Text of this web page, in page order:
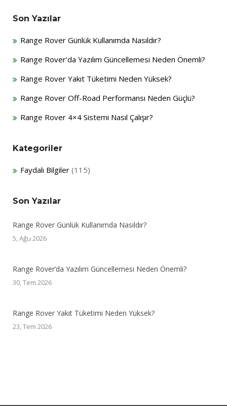
Son Yazılar
Range Rover Günlük Kullanımda Nasıldır?
Range Rover’da Yazılım Güncellemesi Neden Önemli?
Range Rover Yakıt Tüketimi Neden Yüksek?
Range Rover Off-Road Performansı Neden Güçlü?
Range Rover 4×4 Sistemi Nasıl Çalışır?
Kategoriler
Faydalı Bilgiler (115)
Son Yazılar
Range Rover Günlük Kullanımda Nasıldır?
5, Ağu 2026
Range Rover’da Yazılım Güncellemesi Neden Önemli?
30, Tem 2026
Range Rover Yakıt Tüketimi Neden Yüksek?
23, Tem 2026